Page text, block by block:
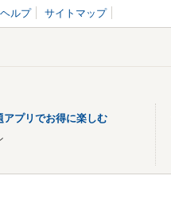
ヘルプ サイトマップ
アプリでお得に楽しむ